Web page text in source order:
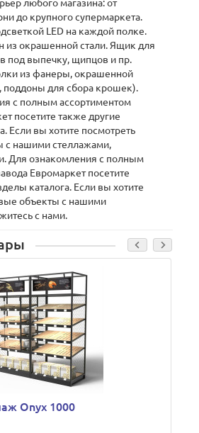
любого магазина: от
до крупного супермаркета.
LED на каждой полке.
из окрашенной стали. Ящик для
под выпечку, щипцов и пр.
из фанеры, окрашенной
для сбора крошек).
с полным ассортиментом
посетите также другие
Если вы хотите посмотреть
с нашими стеллажами,
Для ознакомления с полным
Евромаркет посетите
каталога. Если вы хотите
объекты с нашими
с нами.
Onyx 1000